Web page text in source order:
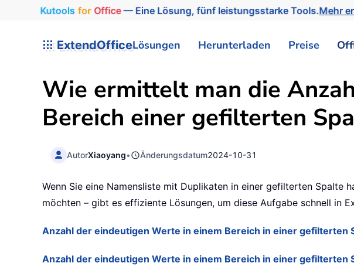
Kutools for Office— Eine Lösung, fünf leistungsstarke Tools.Mehr
ExtendOfficeLösungen Herunterladen Preise
Wie ermittelt man die
Bereich einer gefilterten
AutorXiaoyang• Änderungsdatum2024-10-31
Wenn Sie eine Namensliste mit Duplikaten in einer gefilterten Spalte
möchten – gibt es effiziente Lösungen, um diese Aufgabe schnell in
Anzahl der eindeutigen Werte in einem Bereich in einer gefilterten
Anzahl der eindeutigen Werte in einem Bereich in einer gefilterten